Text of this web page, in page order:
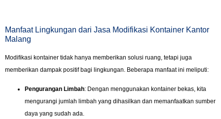
Manfaat Lingkungan dari Jasa Modifikasi Kontainer Kantor
Malang
Modifikasi kontainer tidak hanya memberikan solusi ruang, tetapi juga
memberikan dampak positif bagi lingkungan. Beberapa manfaat ini meliputi:
Pengurangan Limbah: Dengan menggunakan kontainer bekas, kita
mengurangi jumlah limbah yang dihasilkan dan memanfaatkan sumber
daya yang sudah ada.